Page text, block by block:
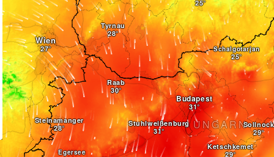
Wien
Steinamanger
Egersee
UNGARN
Budapest
Raab
Stuhlweißenburg
Tyrnau
Sollnock
Schalgotarjan
Ketschkemet